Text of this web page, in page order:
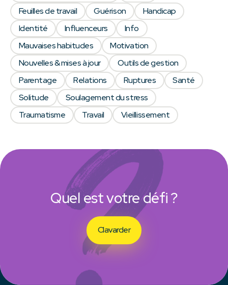
Quel est votre défi ?
Clavarder
Feuilles de travail
Guérison
Handicap
Identité
Influenceurs
Info
Mauvaises habitudes
Motivation
Nouvelles & mises à jour
Outils de gestion
Parentage
Relations Ruptures
Santé
Solitude
Soulagement du stress
Traumatisme
Travail Vieillissement